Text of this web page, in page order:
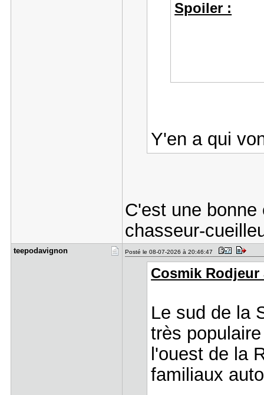
Spoiler :
Y'en a qui
C'est une
chasseur-
teepodavig​non Posté le 08-07-2026 à 20:46:47
Cosmik Rodjeur
Le sud de la
très
l'ouest de la
familiaux